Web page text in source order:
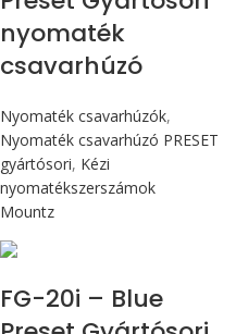
nyomaték
csavarhúzó
Nyomaték csavarhúzók,
Nyomaték csavarhúzó PRESET
gyártósori, Kézi
nyomatékszerszámok
Mountz
FG-20i – Blue